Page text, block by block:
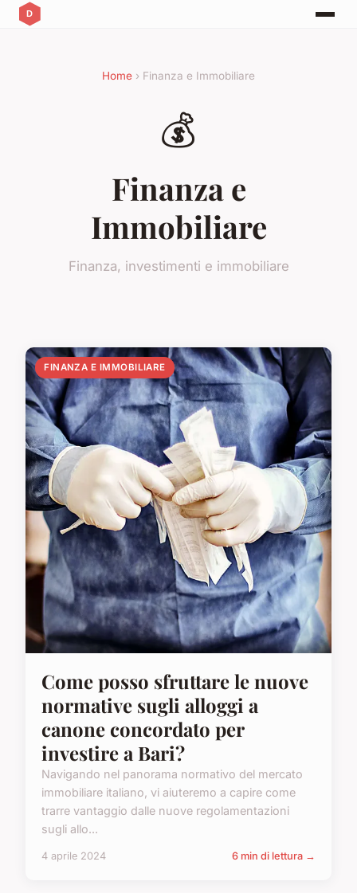
Home › Finanza e Immobiliare
💰
Finanza e
Immobiliare
Finanza, investimenti e immobiliare
FINANZA E IMMOBILIARE
Come posso sfruttare le nuove
normative sugli alloggi a
canone concordato per
investire a Bari?
Navigando nel panorama normativo del mercato
immobiliare italiano, vi aiuteremo a capire come
trarre vantaggio dalle nuove regolamentazioni
sugli allo...
4 aprile 2024 6 min di lettura →